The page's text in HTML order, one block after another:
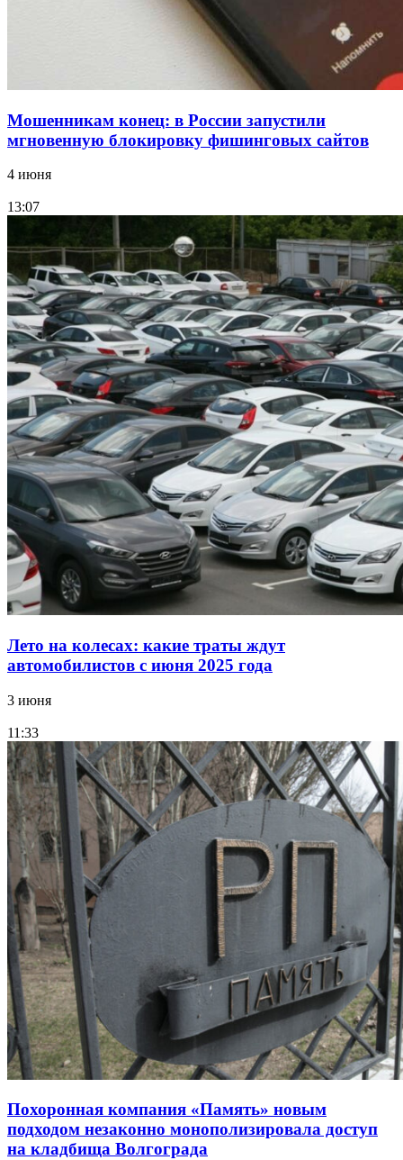
Мошенникам конец: в России запустили
мгновенную блокировку фишинговых сайтов
4 июня
13:07
Лето на колесах: какие траты ждут
автомобилистов с июня 2025 года
3 июня
11:33
Похоронная компания «Память» новым
подходом незаконно монополизировала доступ
на кладбища Волгограда